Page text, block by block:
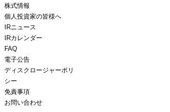
株式情報
個人投資家の皆様へ
IRニュース
IRカレンダー
FAQ
電子公告
ディスクロージャーポリ
シー
免責事項
お問い合わせ